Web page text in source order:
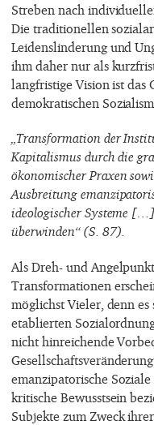
Streben nach
Die traditionellen
Leidenslinderung und
ihm daher nur als
langfristige Vision ist das
demokratischen
„Transformation der
Kapitalismus durch die
ökonomischer Praxen
Ausbreitung
ideologischer Systeme
überwinden“ (S. 87).
Als Dreh- und
Transformationen
möglichst Vieler, denn es
etablierten
nicht hinreichende
emanzipatorische
kritische Bewusstsein
Subjekte zum Zweck